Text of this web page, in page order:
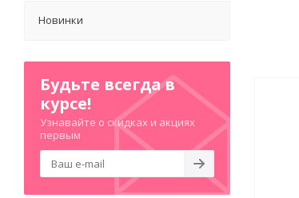
Новинки
Будьте всегда в
курсе!
Узнавайте о скидках и акциях
первым